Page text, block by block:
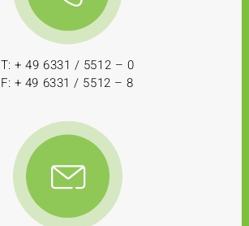
T: + 49 6331 / 5512 – 0
F: + 49 6331 / 5512 – 8